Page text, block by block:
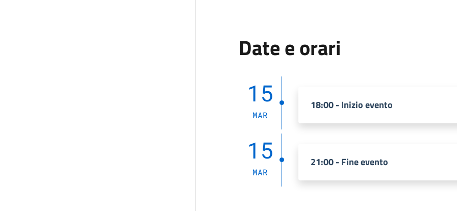
Date e orari
15
MAR
18:00 - Inizio evento
15
MAR
21:00 - Fine evento